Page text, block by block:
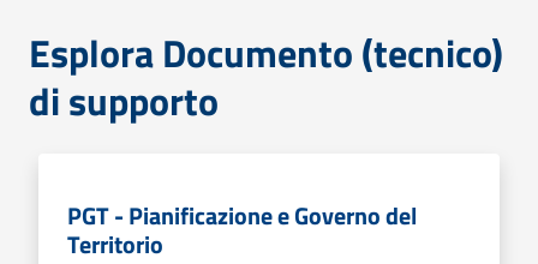
Esplora Documento (tecnico)
di supporto
PGT - Pianificazione e Governo del
Territorio